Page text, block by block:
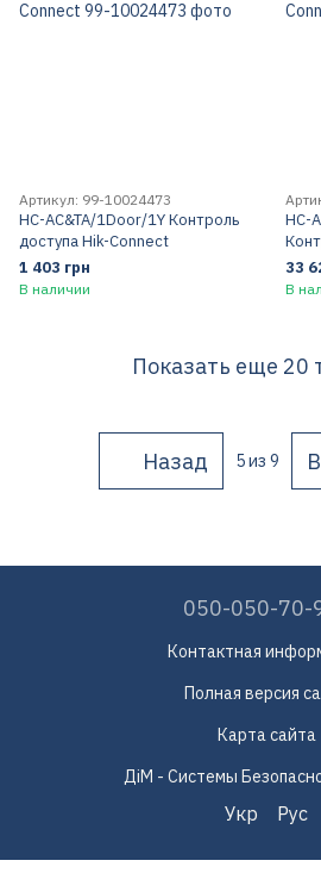
Артикул: 99-10024473
HC-AC&TA/1Door/1Y Контроль
доступа Hik-Connect
1 403 грн
В наличии
HC-
33
В
Показать еще 20
Назад 5из 9
050-050-70-
Контактная
Полная версия
Карта сайта
ДіМ - Системы
Укр Рус